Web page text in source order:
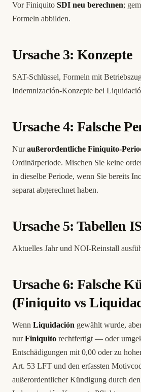
Vor Finiquito SDI neu berechnen;
Formeln abbilden.
Ursache 3: Konzepte
SAT-Schlüssel, Formeln mit
Indemnización-Konzepte bei
Ursache 4: Falsche
Nuraußerordentliche Finiquito-
Ordinärperiode. Mischen Sie keine
in dieselbe Periode, wenn Sie bereits
separat abgerechnet haben.
Ursache 5: Tabellen
Aktuelles Jahr und NOI-Reinstall
Ursache 6: Falsche
(Finiquito vs
Wenn Liquidación gewählt wurde,
nurFiniquito rechtfertigt — oder
Entschädigungen mit 0,00 oder zu
Art. 53 LFT und den erfassten
außerordentlicher Kündigung durch